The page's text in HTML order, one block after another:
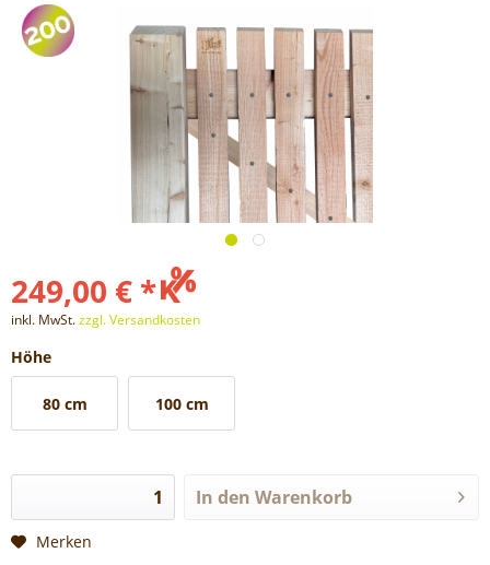
249,00 € *
inkl. MwSt.zzgl. Versandkosten
Höhe
80 cm 100 cm
In den Warenkorb
Merken